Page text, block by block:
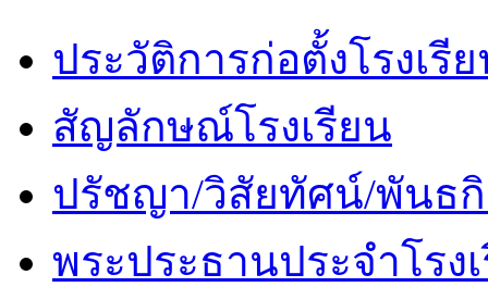
ประวัติการก่อตั้งโรงเรี
สัญลักษณ์โรงเรียน
ปรัชญา/วิสัยทัศน์/พันธ
พระประธานประจำโรง